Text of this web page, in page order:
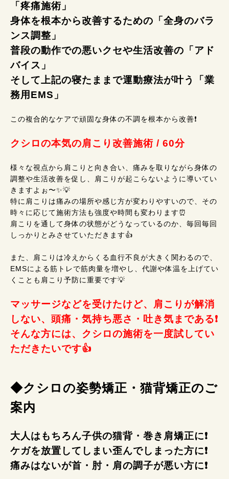
「疼痛施術」
身体を根本から改善するための「全身のバラ
ンス調整」
普段の動作での悪いクセや生活改善の「アド
バイス」
そして上記の寝たままで運動療法が叶う「業
務用EMS」
この複合的なケアで頑固な身体の不調を根本から改善❗
クシロの本気の肩こり改善施術 / 60分
様々な視点から肩こりと向き合い、痛みを取りながら身体の
調整や生活改善を促し、肩こりが起こらないように導いてい
きますよぉ〜✨💡
特に肩こりは痛みの場所や感じ方が変わりやすいので、その
時々に応じて施術方法も強度や時間も変わります⏰
肩こりを通して身体の状態がどうなっているのか、毎回毎回
しっかりとみさせていただきます👍
また、肩こりは冷えからくる血行不良が大きく関わるので、
EMSによる筋トレで筋肉量を増やし、代謝や体温を上げてい
くことも肩こり予防に重要です💡
マッサージなどを受けたけど、肩こりが解消
しない、頭痛・気持ち悪さ・吐き気まである❗
そんな方には、クシロの施術を一度試してい
ただきたいです👍
◆クシロの姿勢矯正・猫背矯正のご
案内
大人はもちろん子供の猫背・巻き肩矯正に❗
ケガを放置してしまい歪んでしまった方に❗
痛みはないが首・肘・肩の調子が悪い方に❗